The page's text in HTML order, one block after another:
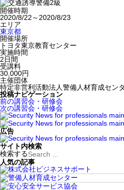
開催時期
2020/8/22～2020/8/23
エリア
東京都
開催場所
トヨタ東京教育センター
実施時間
2日間
受講料
30,000円
主催団体
特定非営利活動法人警備人材育成セン
投稿ナビゲーション
前の講習会・研修会
次の講習会・研修会
広告
サイト内検索
検索する
人気の記事